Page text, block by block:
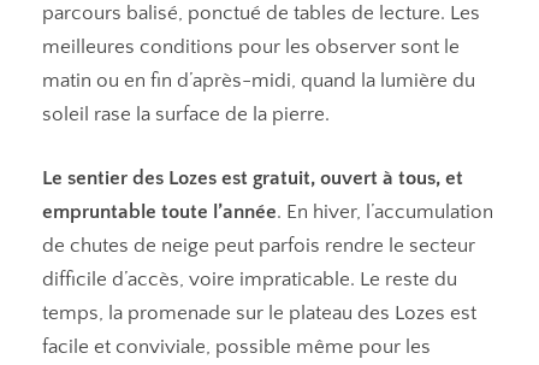
parcours balisé, ponctué de tables de lecture. Les
meilleures conditions pour les observer sont le
matin ou en fin d’après-midi, quand la lumière du
soleil rase la surface de la pierre.
Le sentier des Lozes est gratuit, ouvert à tous, et
empruntable toute l’année. En hiver, l’accumulation
de chutes de neige peut parfois rendre le secteur
difficile d’accès, voire impraticable. Le reste du
temps, la promenade sur le plateau des Lozes est
facile et conviviale, possible même pour les